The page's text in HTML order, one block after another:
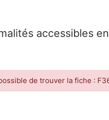
accessibles
de trouver la fiche :